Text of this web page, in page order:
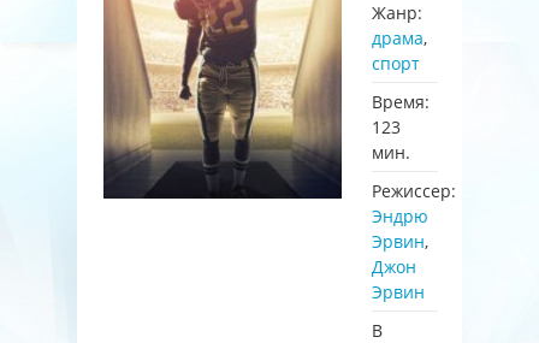
Жанр:
драма,
спорт
Время:
123
мин.
Режиссер:
Эндрю
Эрвин,
Джон
Эрвин
В